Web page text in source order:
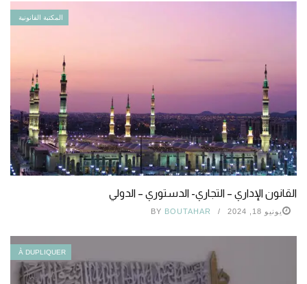
المكتبة القانونية
القانون الإداري – التجاري- الدستوري – الدولي
يونيو 18, 2024 BY BOUTAHAR
À DUPLIQUER